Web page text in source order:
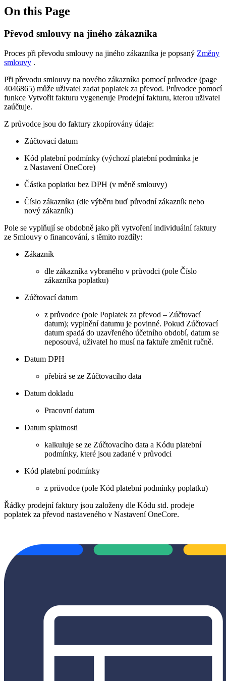
On this Page
Převod smlouvy na jiného zákazníka
Proces při převodu smlouvy na jiného zákazníka je popsaný Změny
smlouvy .
Při převodu smlouvy na nového zákazníka pomocí průvodce (page
4046865) může uživatel zadat poplatek za převod. Průvodce pomocí
funkce Vytvořit fakturu vygeneruje Prodejní fakturu, kterou uživatel
zaúčtuje.
Z průvodce jsou do faktury zkopírovány údaje:
Zúčtovací datum
Kód platební podmínky (výchozí platební podmínka je
z Nastavení OneCore)
Částka poplatku bez DPH (v měně smlouvy)
Číslo zákazníka (dle výběru buď původní zákazník nebo
nový zákazník)
Pole se vyplňují se obdobně jako při vytvoření individuální faktury
ze Smlouvy o financování, s těmito rozdíly:
Zákazník
dle zákazníka vybraného v průvodci (pole Číslo
zákazníka poplatku)
Zúčtovací datum
z průvodce (pole Poplatek za převod – Zúčtovací
datum); vyplnění datumu je povinné. Pokud Zúčtovací
datum spadá do uzavřeného účetního období, datum se
neposouvá, uživatel ho musí na faktuře změnit ručně.
Datum DPH
přebírá se ze Zúčtovacího data
Datum dokladu
Pracovní datum
Datum splatnosti
kalkuluje se ze Zúčtovacího data a Kódu platební
podmínky, které jsou zadané v průvodci
Kód platební podmínky
z průvodce (pole Kód platební podmínky poplatku)
Řádky prodejní faktury jsou založeny dle Kódu std. prodeje
poplatek za převod nastaveného v Nastavení OneCore.